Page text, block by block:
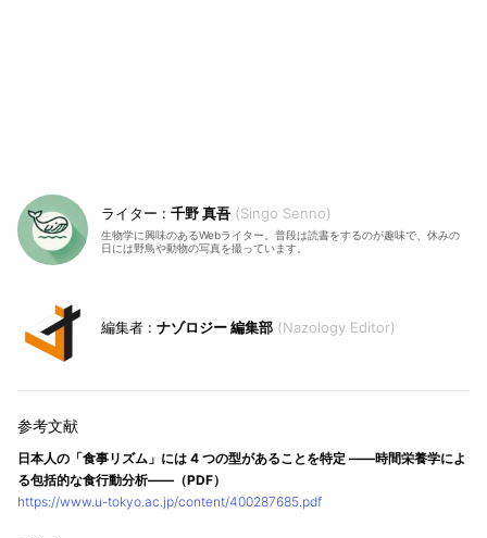
千野 真吾 Singo Senno
生物学に興味のあるWebライター。普段は読書をするのが趣味で、休みの
日には野鳥や動物の写真を撮っています。
ナゾロジー 編集部 Nazology Editor
日本人の「食事リズム」には 4 つの型があることを特定 ――時間栄養学によ
る包括的な食行動分析――（PDF）
https://www.u-tokyo.ac.jp/content/400287685.pdf